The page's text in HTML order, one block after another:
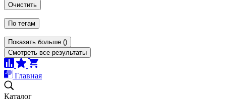
Очистить
По тегам
Показать больше ()
Смотреть все результаты
Главная
Каталог